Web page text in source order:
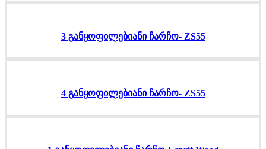
3 განყოფილებიანი ჩარჩო- ZS55
4 განყოფილებიანი ჩარჩო- ZS55